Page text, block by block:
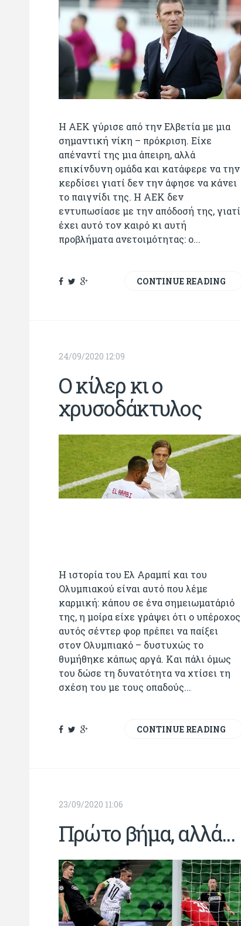
Η ΑΕΚ γύρισε από την Ελβετία με μια
σημαντική νίκη – πρόκριση. Είχε
απέναντί της μια άπειρη, αλλά
επικίνδυνη ομάδα και κατάφερε να την
κερδίσει γιατί δεν την άφησε να κάνει
το παιγνίδι της. Η ΑΕΚ δεν
εντυπωσίασε με την απόδοσή της, γιατί
έχει αυτό τον καιρό κι αυτή
προβλήματα ανετοιμότητας: ο...
CONTINUE READING
24/09/2020 12:09
Ο κίλερ κι ο
χρυσοδάκτυλος
H ιστορία του Ελ Αραμπί και του
Ολυμπιακού είναι αυτό που λέμε
καρμική: κάπου σε ένα σημειωματάριό
της, η μοίρα είχε γράψει ότι ο υπέροχος
αυτός σέντερ φορ πρέπει να παίξει
στον Ολυμπιακό – δυστυχώς το
θυμήθηκε κάπως αργά. Και πάλι όμως
του δώσε τη δυνατότητα να χτίσει τη
σχέση του με τους οπαδούς...
CONTINUE READING
23/09/2020 11:06
Πρώτο βήμα, αλλά...